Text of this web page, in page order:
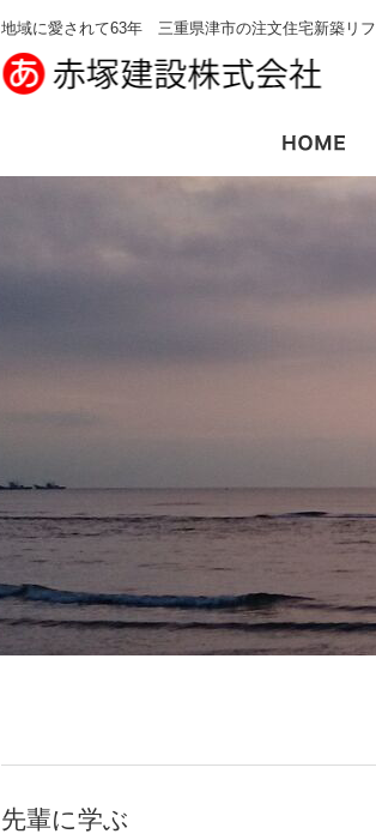
地域に愛されて63年 三重県津市の注文住宅新築リ
先輩に学ぶ